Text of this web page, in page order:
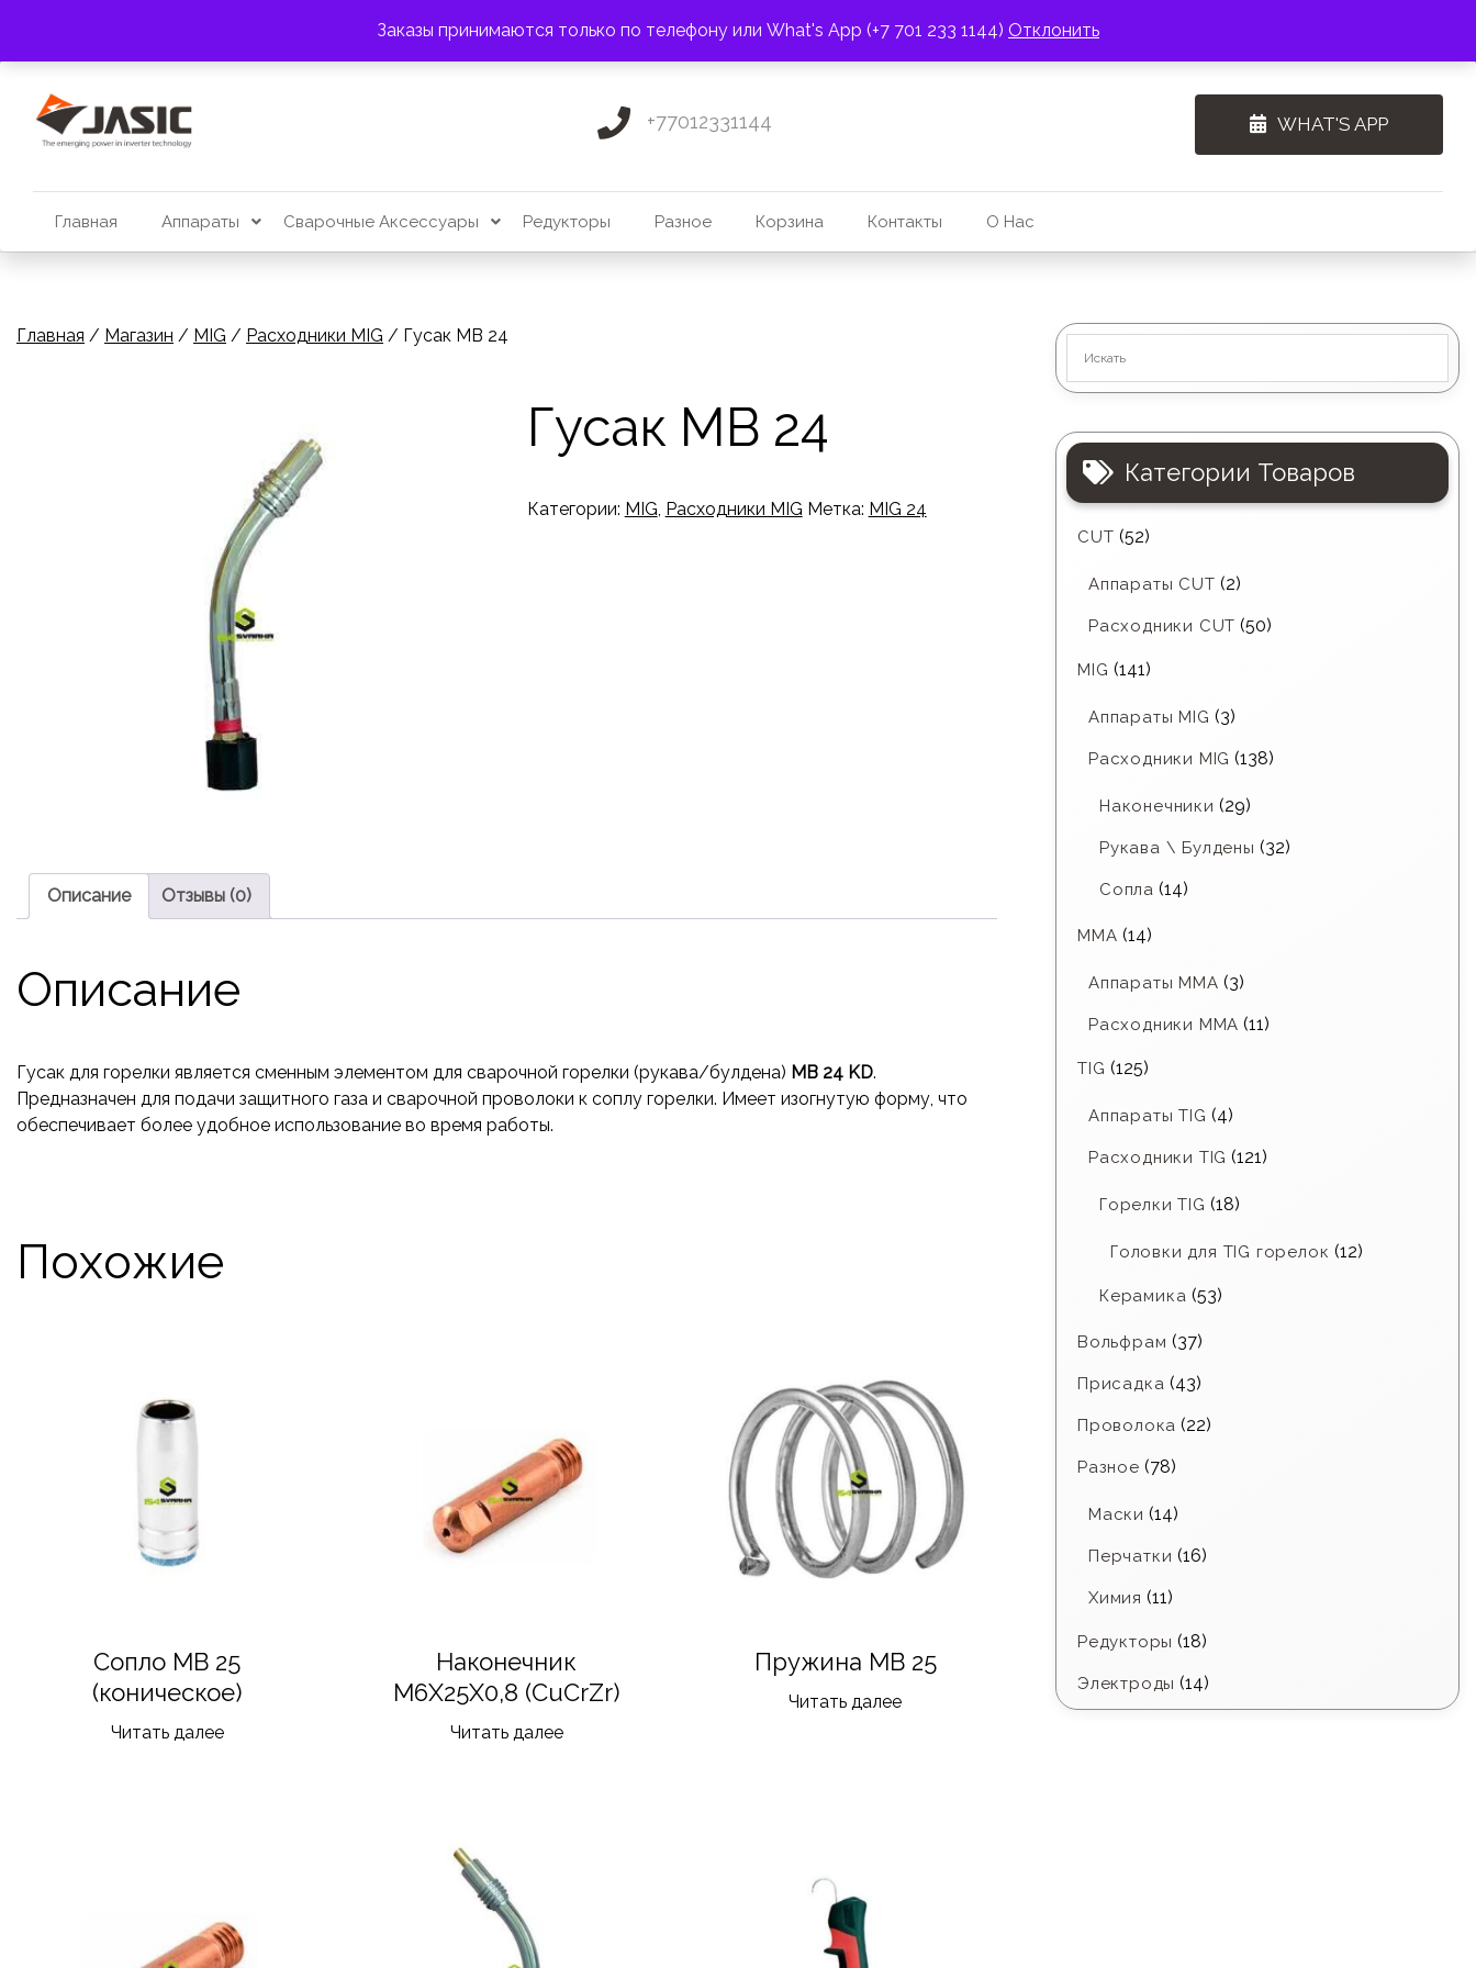
Заказы принимаются только по телефону или What's App (+7 701 233 1144) Отклонить
содержимому
ПОЧТА: 3275131@mail.ru
+77012331144 WHAT'S APP
Главная Аппараты Сварочные Аксессуары Редукторы Разное Корзина Контакты О Нас
Главная / Магазин / MIG / Расходники MIG / Гусак MB 24
Гусак MB 24
Категории: MIG, Расходники MIG Метка: MIG 24
Описание Отзывы (0)
Описание
Гусак для горелки является сменным элементом для сварочной горелки (рукава/булдена) MB 24 KD.
Предназначен для подачи защитного газа и сварочной проволоки к соплу горелки. Имеет изогнутую форму, что
обеспечивает более удобное использование во время работы.
Похожие
Сопло MB 25
(коническое)
Читать далее
Наконечник
M6X25X0,8 (CuCrZr)
Читать далее
Пружина MB 25
Читать далее
Категории Товаров
CUT (52)
Аппараты CUT (2)
Расходники CUT (50)
MIG (141)
Аппараты MIG (3)
Расходники MIG (138)
Наконечники (29)
Рукава \ Булдены (32)
Сопла (14)
MMA (14)
Аппараты MMA (3)
Расходники ММА (11)
TIG (125)
Аппараты TIG (4)
Расходники TIG (121)
Горелки TIG (18)
Головки для TIG горелок (12)
Керамика (53)
Вольфрам (37)
Присадка (43)
Проволока (22)
Разное (78)
Маски (14)
Перчатки (16)
Химия (11)
Редукторы (18)
Электроды (14)